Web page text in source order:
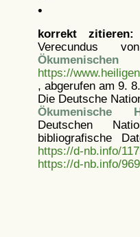
•
korrekt zitieren:
Verecundus
https://
, abgerufen am 9.
Die Deutsche
Ökumenische
Deutschen
bibliografische
https://d-nb.info/
https://d-nb.info/